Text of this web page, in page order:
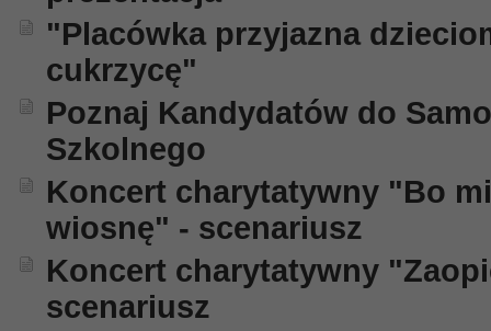
"Placówka przyjazna
cukrzycę"
Poznaj Kandydatów do
Szkolnego
Koncert charytatywny "Bo
wiosnę" - scenariusz
Koncert charytatywny
scenariusz